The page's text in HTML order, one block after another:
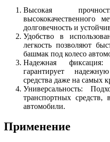
Высокая
высококачественного
долговечность и
Удобство в
легкость позволяют
башмак под колесо
Надежная фиксация:
гарантирует
средства даже на самых
Универсальность:
транспортных средств,
автомобили.
Применение